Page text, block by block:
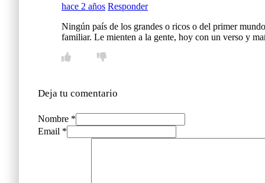
hace 2 años Responder
Ningún país de los grandes o ricos o del primer
familiar. Le mienten a la gente, hoy con un verso y
Deja tu comentario
Nombre *
Email *